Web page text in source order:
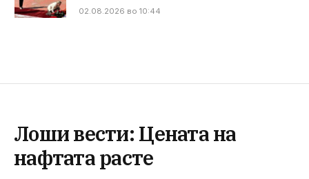
02.08.2026 во 10:44
Лоши вести: Цената на
нафтата расте